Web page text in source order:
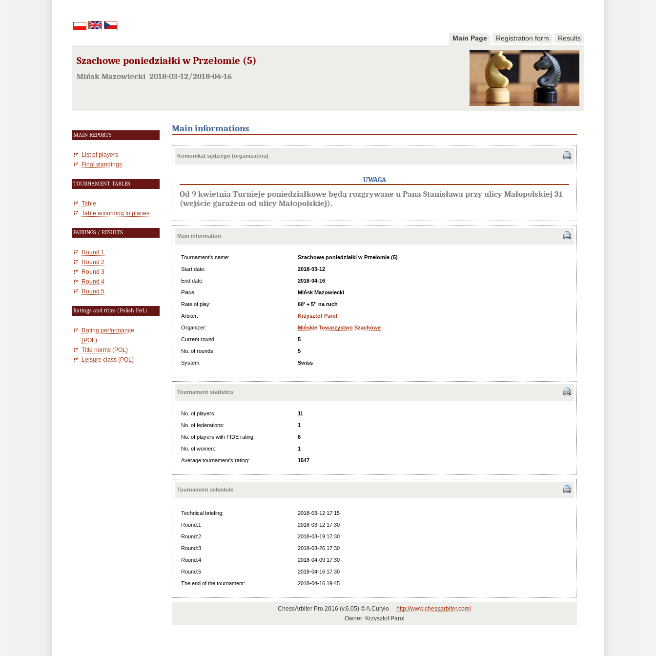
Main Page Registration form Results
Szachowe poniedziałki w Przełomie (5)
Mińsk Mazowiecki 2018-03-12/2018-04-16
MAIN REPORTS
List of players
Final standings
TOURNAMENT TABLES
Table
Table according to places
PAIRINGS / RESULTS
Round 1
Round 2
Round 3
Round 4
Round 5
Ratings and titles (Polish Fed.)
Rating performance
(POL)
Title norms (POL)
Leisure class (POL)
Main informations
Komunikat sędziego (organizatora)
UWAGA
Od 9 kwietnia Turnieje poniedziałkowe będą rozgrywane u Pana Stanisława przy ulicy Małopolskiej 31
(wejście garażem od ulicy Małopolskiej).
Main information
Tournament's name:
Szachowe poniedziałki w Przełomie (5)
Start date:
2018-03-12
End date:
2018-04-16
Place:
Mińsk Mazowiecki
Rate of play:
60' + 5'' na ruch
Arbiter:
Krzysztof Parol
Organizer:
Mińskie Towarzystwo Szachowe
Current round:
5
No. of rounds:
5
System:
Swiss
Tournament statistics
No. of players:
11
No. of federations:
1
No. of players with FIDE rating:
6
No. of women:
1
Average tournament's rating:
1547
Tournament schedule
Technical briefing:
2018-03-12 17:15
Round:1
2018-03-12 17:30
Round:2
2018-03-19 17:30
Round:3
2018-03-26 17:30
Round:4
2018-04-09 17:30
Round:5
2018-04-16 17:30
The end of the tournament:
2018-04-16 19:45
ChessArbiter Pro 2016 (v.6.05) © A.Curyło
http://www.chessarbiter.com/
Owner: Krzysztof Parol
'